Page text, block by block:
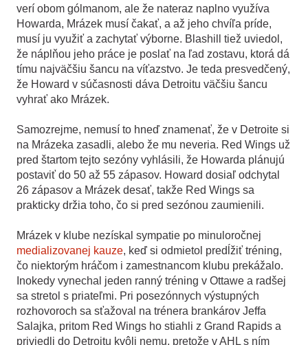
verí obom gólmanom, ale že nateraz naplno využíva
Howarda, Mrázek musí čakať, a až jeho chvíľa príde,
musí ju využiť a zachytať výborne. Blashill tiež uviedol,
že náplňou jeho práce je poslať na ľad zostavu, ktorá dá
tímu najväčšiu šancu na víťazstvo. Je teda presvedčený,
že Howard v súčasnosti dáva Detroitu väčšiu šancu
vyhrať ako Mrázek.
Samozrejme, nemusí to hneď znamenať, že v Detroite si
na Mrázeka zasadli, alebo že mu neveria. Red Wings už
pred štartom tejto sezóny vyhlásili, že Howarda plánujú
postaviť do 50 až 55 zápasov. Howard dosiaľ odchytal
26 zápasov a Mrázek desať, takže Red Wings sa
prakticky držia toho, čo si pred sezónou zaumienili.
Mrázek v klube nezískal sympatie po minuloročnej
medializovanej kauze, keď si odmietol predĺžiť tréning,
čo niektorým hráčom i zamestnancom klubu prekážalo.
Inokedy vynechal jeden ranný tréning v Ottawe a radšej
sa stretol s priateľmi. Pri posezónnych výstupných
rozhovoroch sa sťažoval na trénera brankárov Jeffa
Salajka, pritom Red Wings ho stiahli z Grand Rapids a
priviedli do Detroitu kvôli nemu, pretože v AHL s ním